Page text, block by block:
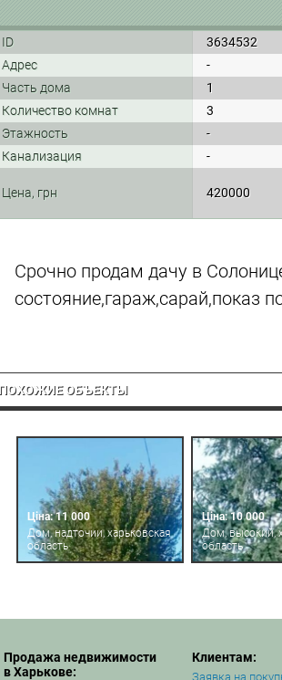
ID 3634532
Адрес
-
Часть дома
1
Количество комнат
3
Этажность
-
Канализация
-
Цена, грн 420000
Срочно продам дачу в
состояние,гараж,сарай,показ
ПОХОЖИЕ ОБЪЕКТЫ
Ціна: 11 000
Дом, надточии, харьковская
область
Ціна: 10 000
Дом, высокий,
область
Продажа недвижимости
в Харькове:
Клиентам:
Заявка на